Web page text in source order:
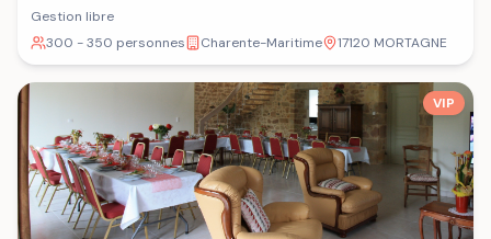
Gestion libre
300 - 350 personnes
Charente-Maritime 17120 MORTAGNE
VIP